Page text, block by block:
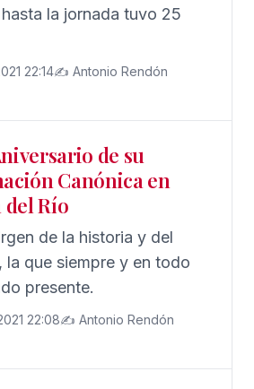
la jornada tuvo 25
22:14✍️ Antonio Rendón
de su
Canónica en
del Río
de la historia y del
la que siempre y en todo
presente.
22:08✍️ Antonio Rendón